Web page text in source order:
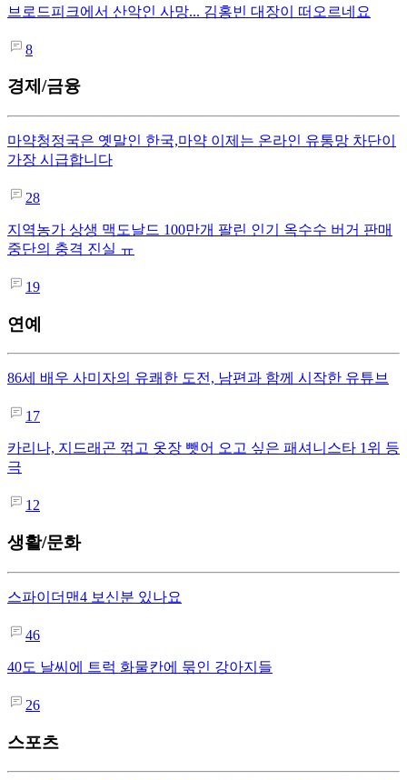
브로드피크에서 산악인 사망... 김홍빈 대장이 떠오르네요
8
경제/금융
마약청정국은 옛말인 한국,마약 이제는 온라인 유통망 차단이
가장 시급합니다
28
지역농가 상생 맥도날드 100만개 팔린 인기 옥수수 버거 판매
중단의 충격 진실 ㅠ
19
연예
86세 배우 사미자의 유쾌한 도전, 남편과 함께 시작한 유튜브
17
카리나, 지드래곤 꺾고 옷장 뺏어 오고 싶은 패셔니스타 1위 등
극
12
생활/문화
스파이더맨4 보신분 있나요
46
40도 날씨에 트럭 화물칸에 묶인 강아지들
26
스포츠